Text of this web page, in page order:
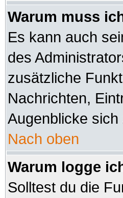
Warum muss
Es kann auch
des
zusätzliche
Nachrichten,
Augenblicke
Nach oben
Warum logge
Solltest du die